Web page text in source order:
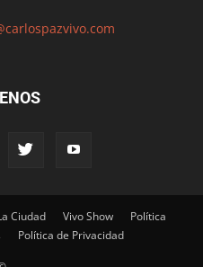
Ciudad Vivo Show
Política
Política de Privacidad